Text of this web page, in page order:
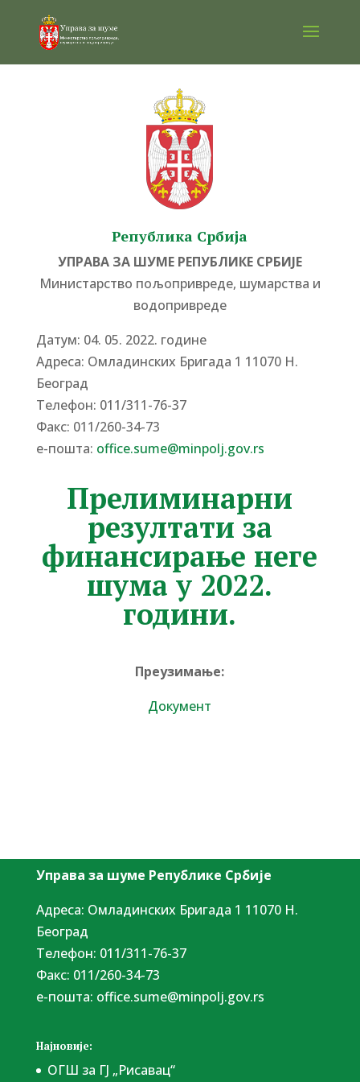
Република Србија
УПРАВА ЗА ШУМЕ РЕПУБЛИКЕ СРБИЈЕ
Министарство пољопривреде, шумарства и
водопривреде
Датум: 04. 05. 2022. године
Адреса: Омладинских Бригада 1 11070 Н.
Београд
Tелефон: 011/311-76-37
Факс: 011/260-34-73
е-пошта: office.sume@minpolj.gov.rs
Прелиминарни
резултати за
финансирање неге
шума у 2022.
години.
Преузимање:
Документ
Управа за шуме Републике Србије
Адреса: Омладинских Бригада 1 11070 Н.
Београд
Tелефон: 011/311-76-37
Факс: 011/260-34-73
е-пошта: office.sume@minpolj.gov.rs
Најновије:
ОГШ за ГЈ „Рисавац“